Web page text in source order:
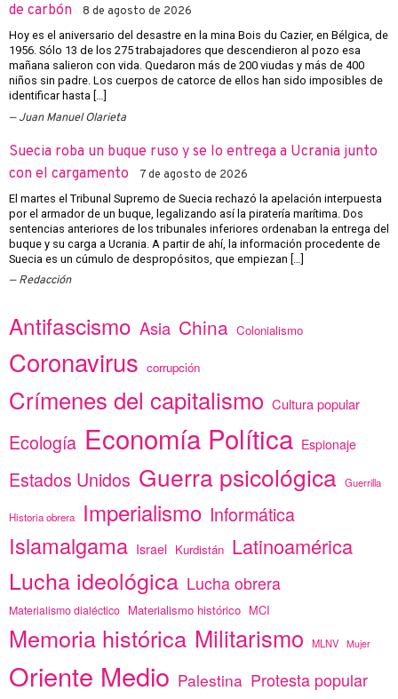
de carbón
8 de agosto de 2026
Hoy es el aniversario del desastre en la mina Bois du Cazier, en Bélgica, de
1956. Sólo 13 de los 275 trabajadores que descendieron al pozo esa
mañana salieron con vida. Quedaron más de 200 viudas y más de 400
niños sin padre. Los cuerpos de catorce de ellos han sido imposibles de
identificar hasta […]
Juan Manuel Olarieta
Suecia roba un buque ruso y se lo entrega a Ucrania junto
con el cargamento
7 de agosto de 2026
El martes el Tribunal Supremo de Suecia rechazó la apelación interpuesta
por el armador de un buque, legalizando así la piratería marítima. Dos
sentencias anteriores de los tribunales inferiores ordenaban la entrega del
buque y su carga a Ucrania. A partir de ahí, la información procedente de
Suecia es un cúmulo de despropósitos, que empiezan […]
Redacción
Antifascismo Asia China Colonialismo
Coronavirus corrupción
Crímenes del capitalismo Cultura popular
Ecología Economía Política Espionaje
Estados Unidos Guerra psicológica Guerrilla
Historia obrera Imperialismo Informática
Islamalgama Israel Kurdistán Latinoamérica
Lucha ideológica Lucha obrera
Materialismo dialéctico Materialismo histórico MCI
Memoria histórica Militarismo MLNV Mujer
Oriente Medio Palestina Protesta popular